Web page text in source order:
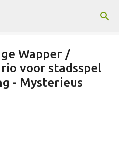
hoofdcontent
Wapper /
voor stadsspel
- Mysterieus